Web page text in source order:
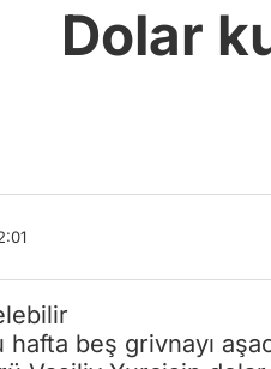
Dolar
beş grivnayı